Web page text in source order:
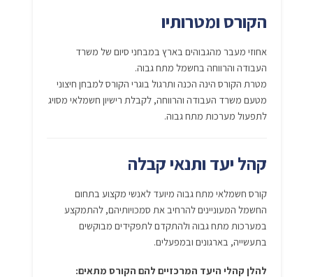
הקורס ומטרותיו
אחוזי מעבר מהגבוהים בארץ במבחני סיום של משרד
העבודה והרווחה בחשמל מתח גבוה.
מטרת הקורס הינה הכנה ותרגול בוגרי הקורס למבחן חיצוני
מטעם משרד העבודה והרווחה, לקבלת רישיון חשמלאי מסויג
לתפעול מערכות מתח גבוה.
קהל יעד ותנאי קבלה
קורס חשמלאי מתח גבוה מיועד לאנשי מקצוע בתחום
החשמל המעוניינים להרחיב את סמכויותיהם, להתמקצע
במערכות מתח גבוה ולהתקדם לתפקידים מבוקשים
בתעשייה, בארגונים ובמפעלים.
להלן קהלי היעד המרכזיים להם הקורס מתאים: